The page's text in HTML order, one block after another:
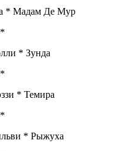
* Мадам Де Мур
*
* Зунда
*
* Темира
*
* Рыжуха